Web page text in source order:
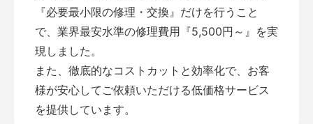
『必要最小限の修理・交換』だけを行うこと
で、業界最安水準の修理費用『5,500円～』を実
現しました。
また、徹底的なコストカットと効率化で、お客
様が安心してご依頼いただける低価格サービス
を提供しています。